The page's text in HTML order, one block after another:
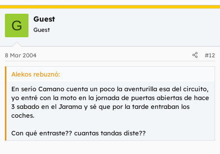
G Guest
Guest
8 Mar 2004 #12
Alekos rebuznó:
En serio Camano cuenta un poco la aventurilla esa del circuito,
yo entré con la moto en la jornada de puertas abiertas de hace
3 sabado en el Jarama y sé que por la tarde entraban los
coches.
Con qué entraste?? cuantas tandas diste??